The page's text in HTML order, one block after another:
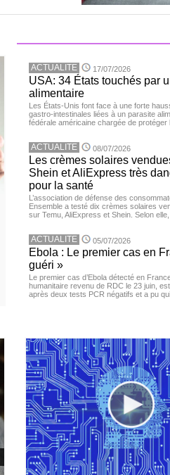
ACTUALITE 17/07/2026
USA: 34 États touchés par
alimentaire
Les États-Unis font face à une forte
gastro-intestinales liées à un parasite
fédérale américaine chargée de protéger
ACTUALITE 08/07/2026
Les crèmes solaires
Shein et AliExpress très
pour la santé
L’association de défense des
Ensemble a testé dix crèmes solaires
sur Temu, AliExpress et Shein. Selon
ACTUALITE 05/07/2026
Ebola : Le premier cas en
guéri »
Le premier cas d’Ebola détecté en
humanitaire revenu de RDC le 23 juin,
après deux tests PCR négatifs et a pu